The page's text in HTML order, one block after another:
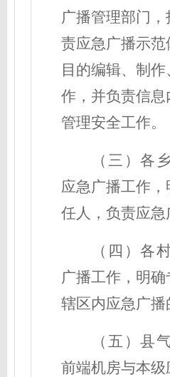
广播管理部门
责应急广播示范
目的编辑、制
作， 并负责信息
管理安全工作。
（三）各
应急广播工作
任人，负责应急
（四）各
广播工作，明
辖区内应急广播
（五）县
前端机房与本级